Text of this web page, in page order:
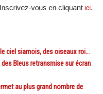
vous en cliquant ici.
le ciel siamois, des oiseaux roi…
des Bleus retransmise sur écran
au plus grand nombre de